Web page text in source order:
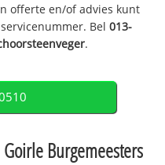
offerte en/of advies kunt
Bel013-
.
Goirle Burgemeesters